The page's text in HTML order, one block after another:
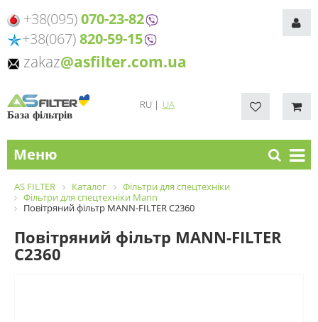
+38(095)070-23-82
+38(067)820-59-15
zakaz@asfilter.com.ua
База фільтрів
RU | UA
Меню
AS FILTER Каталог
Фільтри для спецтехніки
Фільтри для спецтехніки Mann
Повітряний фільтр MANN-FILTER C2360
Повітряний фільтр MANN-FILTER
C2360